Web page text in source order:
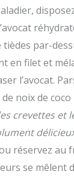
par-
en filet et
l’avocat.
noix de coco
crevettes et
réservez au
se mêlent